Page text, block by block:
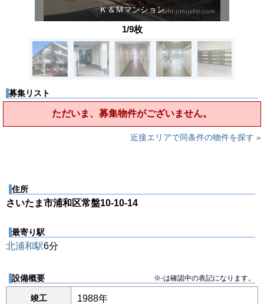
Ｋ＆Ｍマンション
1/9枚
募集リスト
ただいま、募集物件がございません。
近接エリアで同条件の物件を探す »
住所
さいたま市浦和区常盤10-10-14
最寄り駅
北浦和駅6分
設備概要 ※-は確認中の表記になります。
竣工 1988年